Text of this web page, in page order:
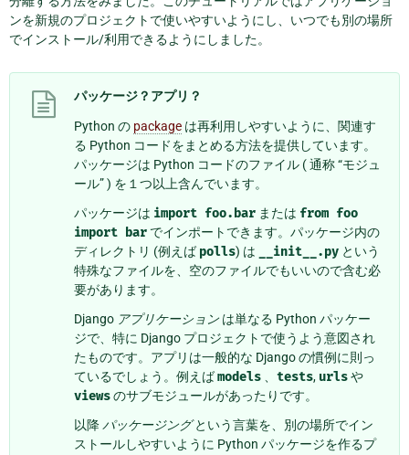
ンを新規のプロジェクトで使いやすいようにし、いつでも別の場所
でインストール/利用できるようにしました。
パッケージ？アプリ？
Python の package は再利用しやすいように、関連す
る Python コードをまとめる方法を提供しています。
パッケージは Python コードのファイル ( 通称 “モジュ
ール” ) を１つ以上含んでいます。
パッケージは import foo.bar または from foo
import bar でインポートできます。パッケージ内の
ディレクトリ (例えばpolls) は __init__.py という
特殊なファイルを、空のファイルでもいいので含む必
要があります。
Django アプリケーション は単なる Python パッケー
ジで、特に Django プロジェクトで使うよう意図され
たものです。アプリは一般的な Django の慣例に則っ
ているでしょう。例えばmodels tests, urlsや
viewsのサブモジュールがあったりです。
以降 パッケージングという言葉を、別の場所でイン
ストールしやすいように Python パッケージを作るプ